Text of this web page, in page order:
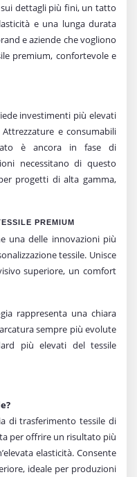
dettagli più fini, un tatto
e una lunga durata
e aziende che vogliono
premium, confortevole e
investimenti più elevati
e consumabili
è ancora in fase di
necessitano di questo
progetti di alta gamma,
PREMIUM
una delle innovazioni più
tessile. Unisce
superiore, un comfort
rappresenta una chiara
sempre più evolute
più elevati del tessile
di trasferimento tessile di
per offrire un risultato più
elasticità. Consente
ideale per produzioni